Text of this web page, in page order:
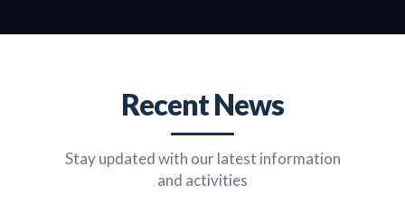
Recent News
Stay updated with our latest information
and activities